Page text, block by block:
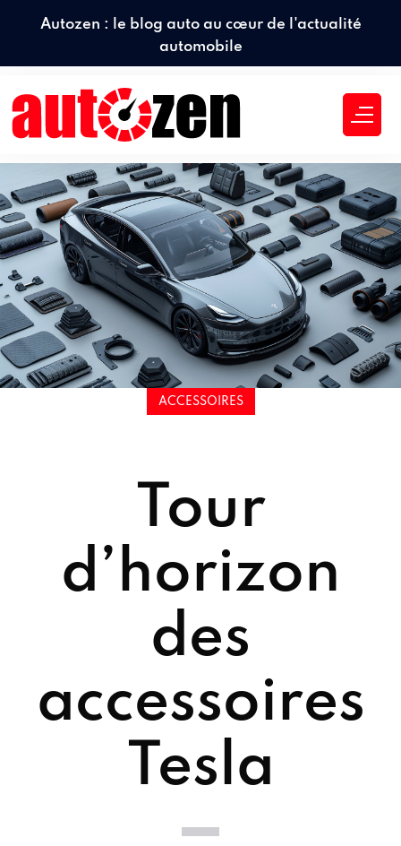
Autozen : le blog auto au cœur de l'actualité
automobile
ACCESSOIRES
Tour
d’horizon
des
accessoires
Tesla